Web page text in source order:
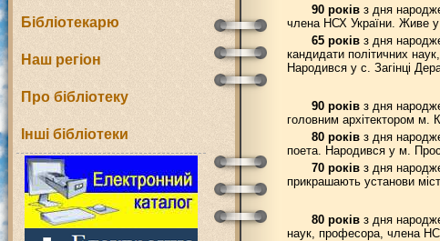
Бібліотекарю
Наш регіон
Про бібліотеку
Інші бібліотеки
90 роківз дня
члена НСХ України. Живе у
65 роківз дня
кандидати політичних
Народився у с. Загінці
90 роківз дня
головним архітектором м.
80 роківз дня
поета. Народився у м.
70 роківз дня
прикрашають установи
80 роківз дня
наук, професора, члена